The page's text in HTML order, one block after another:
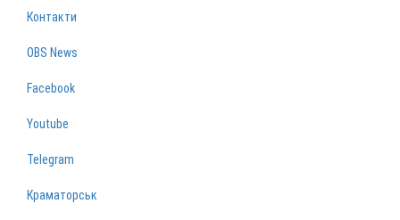
Контакти
OBS News
Facebook
Youtube
Telegram
Краматорськ